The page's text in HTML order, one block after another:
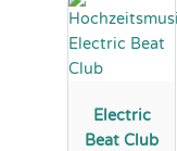
Electric
Beat Club